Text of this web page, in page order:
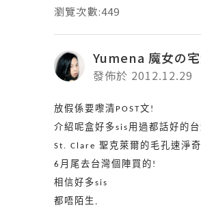
瀏覽次數:449
Yumena 魔女の
發佈於 2012.12.29
放假係要嚟清 POST文 !
介紹呢盒好多sis 用過都話好的
St. Clare 聖克萊爾的毛孔速淨
6 月尾去台灣個陣買的 !
相信好多sis
都唔陌生 ,